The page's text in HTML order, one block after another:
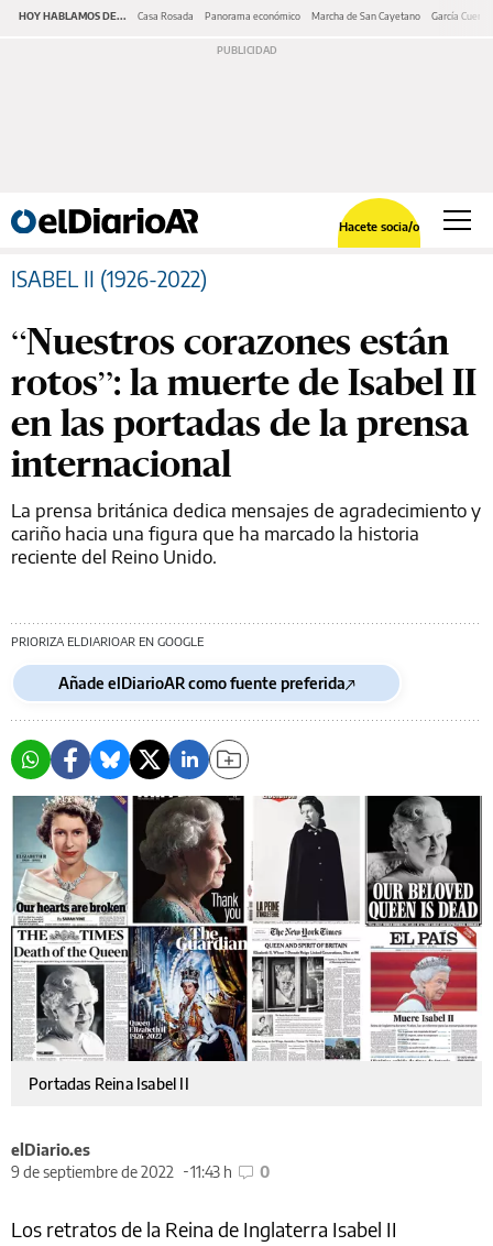
HOY HABLAMOS DE... Casa Rosada Panorama económico Marcha de San Cayetano García Cuerva
Hacete socia/o
ISABEL II (1926-2022)
“Nuestros corazones están
rotos”: la muerte de Isabel II
en las portadas de la prensa
internacional
La prensa británica dedica mensajes de agradecimiento y
cariño hacia una figura que ha marcado la historia
reciente del Reino Unido.
PRIORIZA ELDIARIOAR EN GOOGLE
Añade elDiarioAR como fuente preferida
Portadas Reina Isabel II
elDiario.es
9 de septiembre de 2022
11:43 h 0
Los retratos de la Reina de Inglaterra Isabel II